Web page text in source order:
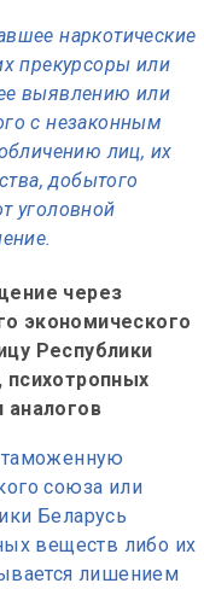
наркотические
прекурсоры или
выявлению или
с незаконным
лиц, их
добытого
уголовной
через
экономического
Республики
психотропных
аналогов
союза или
Беларусь
веществ либо их
лишением